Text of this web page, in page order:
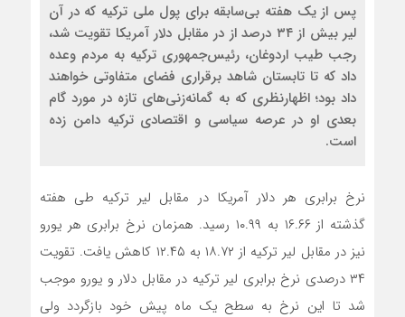
پس از یک هفته بی‌سابقه برای پول ملی ترکیه که در آن
لیر بیش از ۳۴ درصد از در مقابل دلار آمریکا تقویت شد،
رجب طیب اردوغان، رئیس‌جمهوری ترکیه به مردم وعده
داد که تا تابستان شاهد برقراری فضای متفاوتی خواهند
داد بود؛ اظهارنظری که به گمانه‌زنی‌های تازه در مورد گام
بعدی او در عرصه سیاسی و اقتصادی ترکیه دامن زده
است.
نرخ برابری هر دلار آمریکا در مقابل لیر ترکیه طی هفته
گذشته از ۱۶.۶۶ به ۱۰.۹۹ رسید. همزمان نرخ برابری هر یورو
نیز در مقابل لیر ترکیه از ۱۸.۷۲ به ۱۲.۴۵ کاهش یافت. تقویت
۳۴ درصدی نرخ برابری لیر ترکیه در مقابل دلار و یورو موجب
شد تا این نرخ به سطح یک ماه پیش خود بازگردد ولی